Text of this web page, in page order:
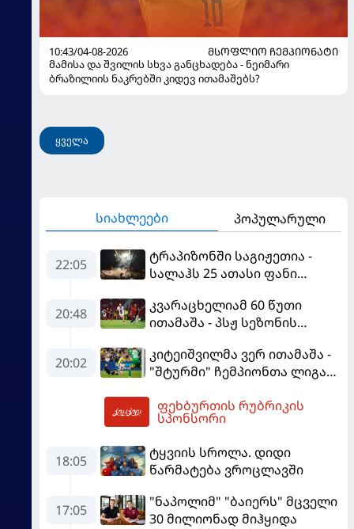
10:43/04-08-2026
ᲛᲡᲝᲤᲚᲘᲝ ᲩᲔᲛᲞᲘᲝᲜᲐᲢᲘ
მამისა და შვილის სხვა განცხადება - ნეიმარი
ბრაზილიის ნაკრებში კიდევ ითამაშებს?
ყველა
სიახლეები პოპულარული
22:05
ტრაპიზონში საგიჟეთია -
სალაჰს 25 ათასი ფანი
20:48
კვარაცხელიამ 60 წუთი
ითამაშა - პსჟ სეზონის
"მალიორკასთან"
დამარცხდა
20:02
კიტეიშვილმა ვერ ითამაშა -
"შტურმი" ჩემპიონთა ლიგაზე
დამარცხდა
ფეხბურთის რუბრიკის
სპონსორი
18:05
ტყვიის სროლა. დიდი
წარმატება ვროცლავში
17:05
"ნაპოლიმ" "ბაიერს" მცველი
30 მილიონად მიჰყიდა